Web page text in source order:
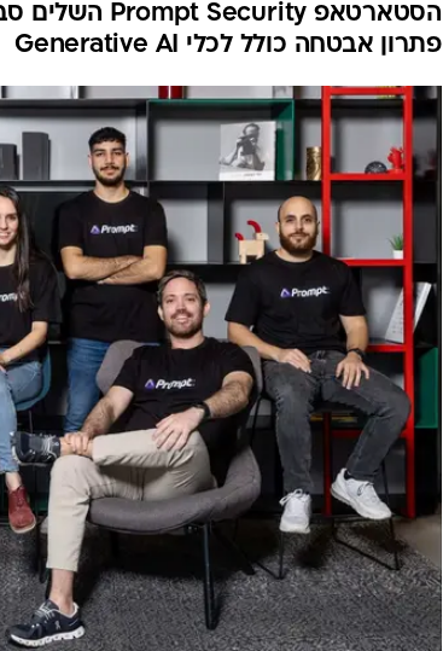
אחרי גיוס
הסטארטאפ הזה
וואלה כסף
פתרון אבטחה כולל לכלי Generative AI